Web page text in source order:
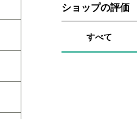
ショップの評価
すべて